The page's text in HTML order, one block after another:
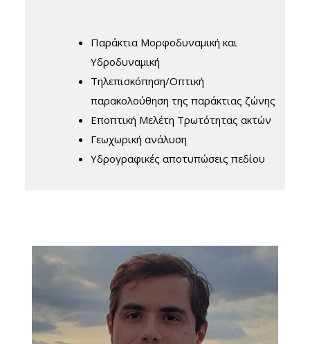
Παράκτια Μορφοδυναμική και
Υδροδυναμική
Τηλεπισκόπηση/Οπτική
παρακολούθηση της παράκτιας ζώνης
Εποπτική Μελέτη Τρωτότητας ακτών
Γεωχωρική ανάλυση
Υδρογραφικές αποτυπώσεις πεδίου